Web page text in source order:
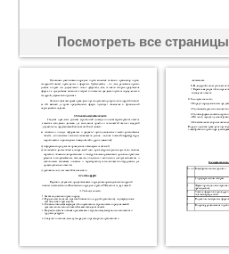
Посмотреть все страницы